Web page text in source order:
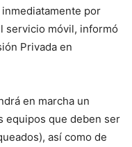
por
servicio móvil, informó
Privada en
en marcha un
equipos que deben ser
así como de